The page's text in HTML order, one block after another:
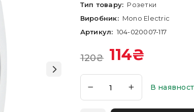
Тип товару: Розетки
Виробник: Mono Electric
Артикул: 104-020007-117
120₴ 114₴
В